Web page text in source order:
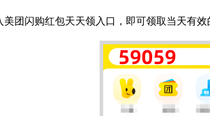
美团闪购红包天天领入口，即可领取当天有